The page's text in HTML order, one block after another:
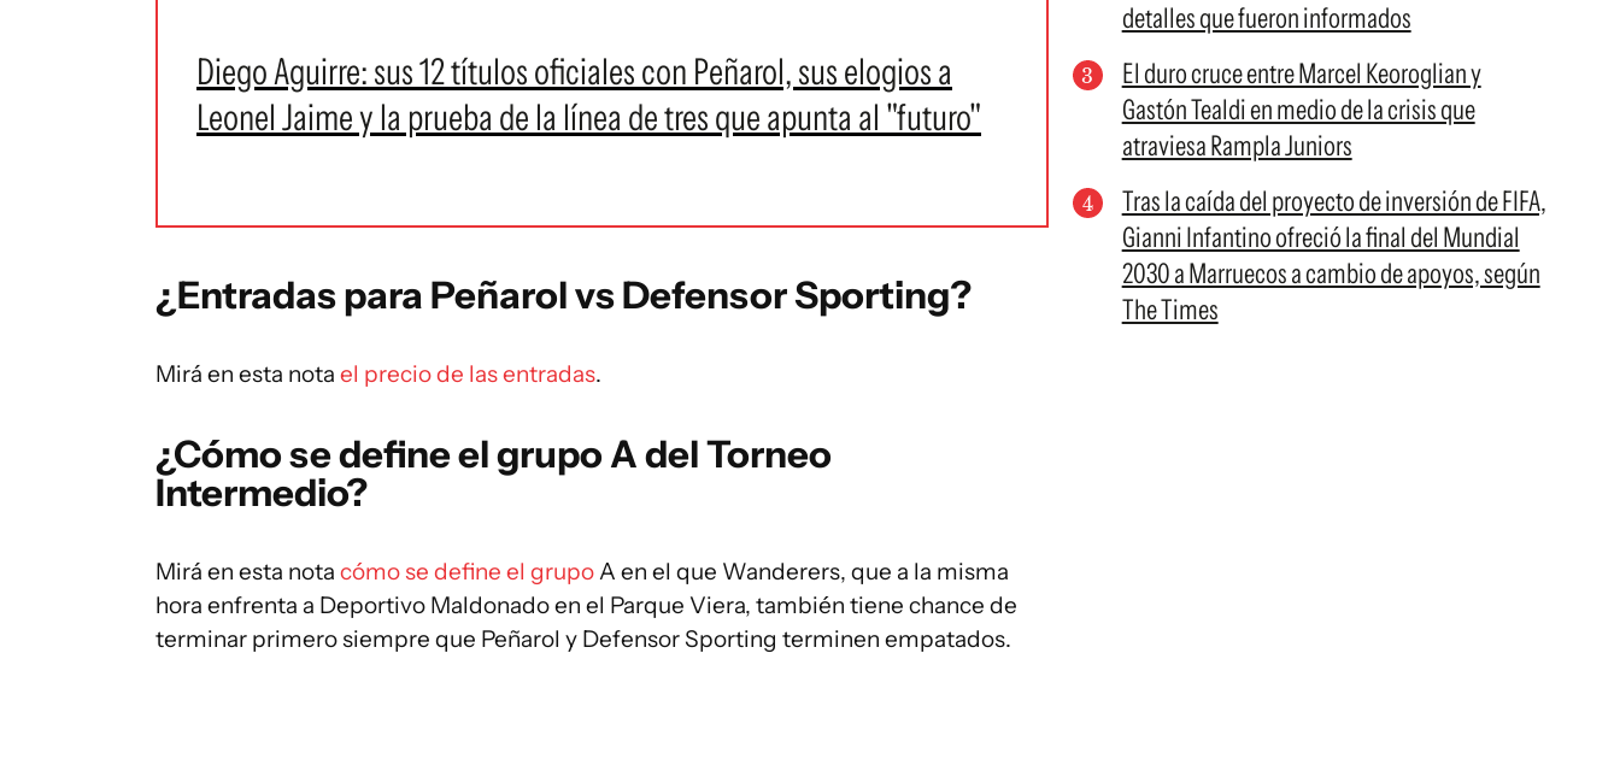
Diego Aguirre: sus 12 títulos oficiales con Peñarol, sus elogios a
Leonel Jaime y la prueba de la línea de tres que apunta al "futuro"
¿Entradas para Peñarol vs Defensor Sporting?
Mirá en esta nota el precio de las entradas.
¿Cómo se define el grupo A del Torneo
Intermedio?
Mirá en esta nota cómo se define el grupoA en el que Wanderers, que a la misma
hora enfrenta a Deportivo Maldonado en el Parque Viera, también tiene chance de
terminar primero siempre que Peñarol y Defensor Sporting terminen empatados.
detalles que fueron informados
El duro cruce entre Marcel Keoroglian y
Gastón Tealdi en medio de la crisis que
atraviesa Rampla Juniors
Tras la caída del proyecto de inversión de FIFA,
Gianni Infantino ofreció la final del Mundial
2030 a Marruecos a cambio de apoyos, según
The Times